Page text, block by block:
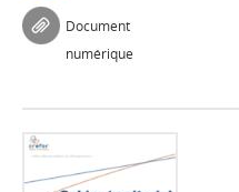
Document
numérique